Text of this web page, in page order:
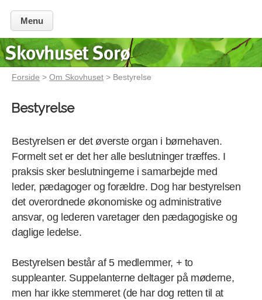
Menu
Forside >Om Skovhuset > Bestyrelse
Bestyrelse
Bestyrelsen er det øverste organ i børnehaven.
Formelt set er det her alle beslutninger træffes. I
praksis sker beslutningerne i samarbejde med
leder, pædagoger og forældre. Dog har bestyrelsen
det overordnede økonomiske og administrative
ansvar, og lederen varetager den pædagogiske og
daglige ledelse.
Bestyrelsen består af 5 medlemmer, + to
suppleanter. Suppelanterne deltager på møderne,
men har ikke stemmeret (de har dog retten til at